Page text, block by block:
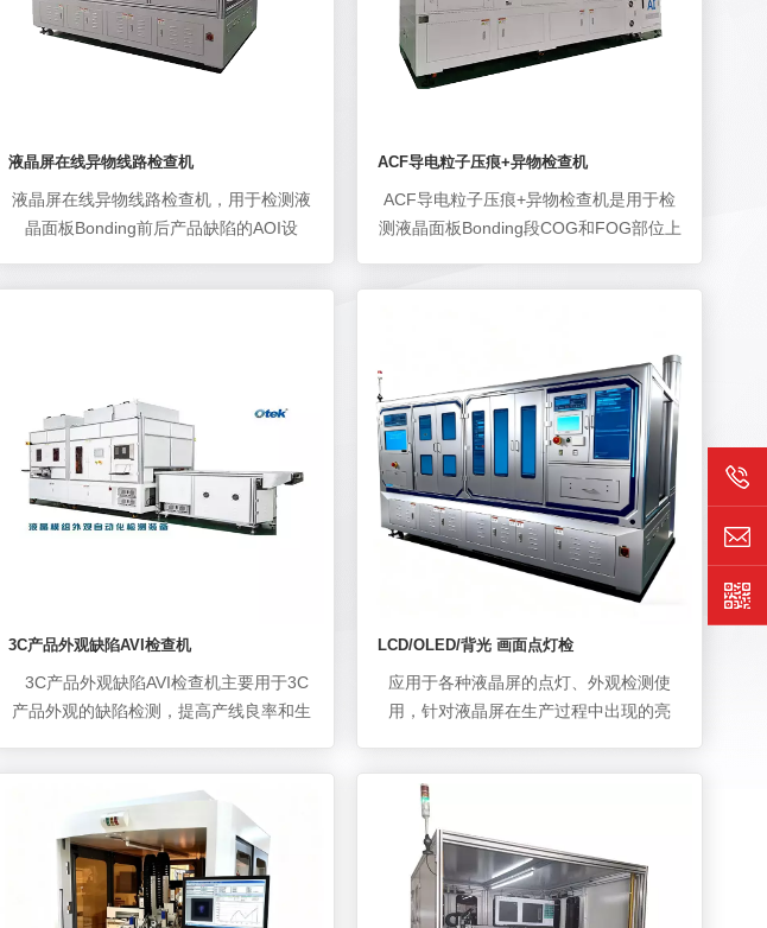
液晶屏在线异物线路检查机
液晶屏在线异物线路检查机，用于检测液
晶面板Bonding前后产品缺陷的AOI设
从而提高产线良率和生产厂家的制程控制
ACF导电粒子压痕+异物检查机
ACF导电粒子压痕+异物检查机是用于检
测液晶面板Bonding段COG和FOG部位上
Bonding异物，包括导电粒子的数量、分
线扫相机对液晶面板COG、FOG上Bump
区域进行光学成像，通过传统图像算法和
AI深度学习算法对图像进行分析，最终确
认该目标检测对象是否合格。
3C产品外观缺陷AVI检查机
3C产品外观缺陷AVI检查机主要用于3C
产品外观的缺陷检测，提高产线良率和生
组、可穿戴设备、电视等。 可检测的缺陷
有：表面划痕、铁壳/塑料件毛刺、破损、
压伤、崩边、缺口、暗裂、毛刺、翘曲、
异物、脏污、白点、气泡、针孔、凹凸
等。
LCD/OLED/背光 画面点灯检
应用于各种液晶屏的点灯、外观检测使
用，针对液晶屏在生产过程中出现的亮
陷进行自动化光学检测。 API 可针对偏贴
前及偏贴后的显示面板进行点灯模拟检
测，观察是否有瑕疵产生。 主要特点：
1、检测系统是可以针对各种尺寸分辨率
的成品LED屏进行的点灯、外观检查；